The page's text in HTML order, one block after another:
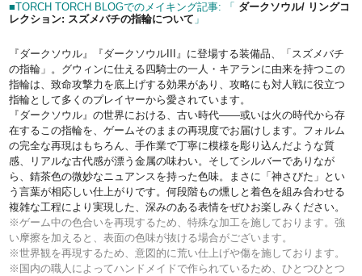
■TORCH TORCH BLOGでのメイキング記事: 「 ダークソウル/ リングコ
レクション: スズメバチの指輪について 」
『ダークソウル』『ダークソウルIII』に登場する装備品、「スズメバチ
の指輪」。グウィンに仕える四騎士の一人・キアランに由来を持つこの
指輪は、致命攻撃力を底上げする効果があり、攻略にも対人戦に役立つ
指輪として多くのプレイヤーから愛されています。
『ダークソウル』の世界における、古い時代――或いは火の時代から存
在するこの指輪を、ゲームそのままの再現度でお届けします。フォルム
の完全な再現はもちろん、手作業で丁寧に模様を彫り込んだような質
感、リアルな古代感が漂う金属の味わい。そしてシルバーでありなが
ら、錆茶色の微妙なニュアンスを持った色味。まさに「神さびた」とい
う言葉が相応しい仕上がりです。何段階もの燻しと着色を組み合わせる
複雑な工程により実現した、深みのある表情をぜひお楽しみください。
※ゲーム中の色合いを再現するため、特殊な加工を施しております。強
い摩擦を加えると、表面の色味が抜ける場合がございます。
※世界観を再現するため、意図的に荒い仕上げや傷を施しております。
※国内の職人によってハンドメイドで作られているため、ひとつひとつ